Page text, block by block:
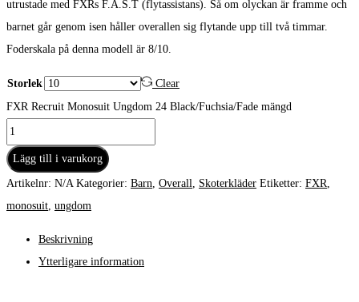
utrustade med FXRs F.A.S.T (flytassistans). Så om olyckan är framme och
barnet går genom isen håller overallen sig flytande upp till två timmar.
Foderskala på denna modell är 8/10.
Storlek
Clear
FXR Recruit Monosuit Ungdom 24 Black/Fuchsia/Fade mängd
Lägg till i varukorg
Artikelnr: N/A Kategorier: Barn, Overall, Skoterkläder Etiketter: FXR,
monosuit, ungdom
Beskrivning
Ytterligare information